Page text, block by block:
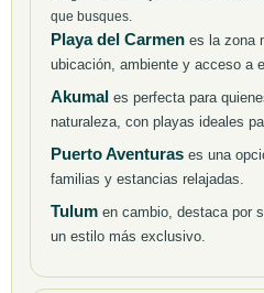
que busques.
Playa del Carmen es la zona
ubicación, ambiente y acceso a
Akumal es perfecta para
naturaleza, con playas ideales
Puerto Aventuras es una
familias y estancias relajadas.
Tulum en cambio, destaca por
un estilo más exclusivo.